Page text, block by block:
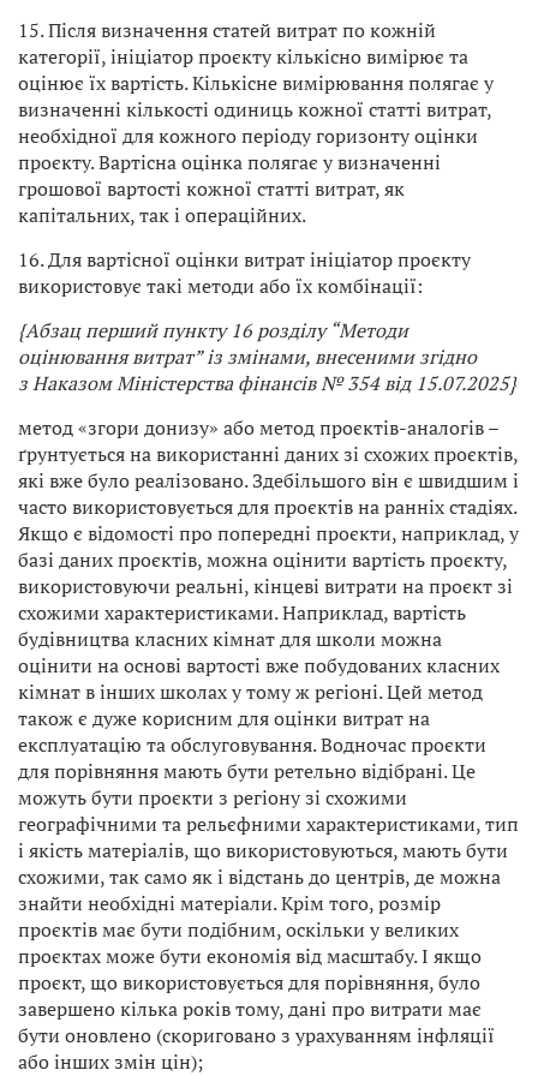
15. Після визначення статей витрат по кожній
категорії, ініціатор проєкту кількісно вимірює та
оцінює їх вартість. Кількісне вимірювання полягає у
визначенні кількості одиниць кожної статті витрат,
необхідної для кожного періоду горизонту оцінки
проєкту. Вартісна оцінка полягає у визначенні
грошової вартості кожної статті витрат, як
капітальних, так і операційних.
16. Для вартісної оцінки витрат ініціатор проєкту
використовує такі методи або їх комбінації:
{Абзац перший пункту 16 розділу “Методи
оцінювання витрат” із змінами, внесеними згідно
з Наказом Міністерства фінансів № 354 від 15.07.2025}
метод «згори донизу» або метод проєктів-аналогів –
ґрунтується на використанні даних зі схожих проєктів,
які вже було реалізовано. Здебільшого він є швидшим і
часто використовується для проєктів на ранніх стадіях.
Якщо є відомості про попередні проєкти, наприклад, у
базі даних проєктів, можна оцінити вартість проєкту,
використовуючи реальні, кінцеві витрати на проєкт зі
схожими характеристиками. Наприклад, вартість
будівництва класних кімнат для школи можна
оцінити на основі вартості вже побудованих класних
кімнат в інших школах у тому ж регіоні. Цей метод
також є дуже корисним для оцінки витрат на
експлуатацію та обслуговування. Водночас проєкти
для порівняння мають бути ретельно відібрані. Це
можуть бути проєкти з регіону зі схожими
географічними та рельєфними характеристиками, тип
і якість матеріалів, що використовуються, мають бути
схожими, так само як і відстань до центрів, де можна
знайти необхідні матеріали. Крім того, розмір
проєктів має бути подібним, оскільки у великих
проєктах може бути економія від масштабу. І якщо
проєкт, що використовується для порівняння, було
завершено кілька років тому, дані про витрати має
бути оновлено (скориговано з урахуванням інфляції
або інших змін цін);